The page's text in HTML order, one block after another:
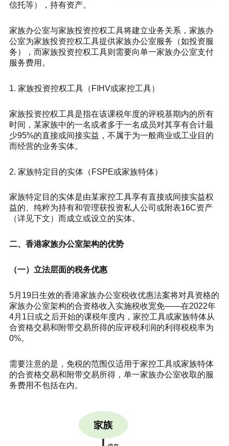
信托等），持有资产。
家族办公室与家族投资控权工具将建立业务关系，家族办
公室为家族投资控权工具提供家族办公室服务（如投资服
务），而家族投资控权工具则需要向单一家族办公室支付
服务费用。
1. 家族投资控权工具（FIHV或家控工具）
家族投资控权工具是指在该课税年度的评税基期内的所有
时间，某家族中的一名或者多于一名成员对其享有合计最
少95%的直接或间接实益，不属于为一般商业或工业目的
而经营的业务实体。
2. 家族特定目的实体（FSPE或家族特体）
家族特定目的实体是由某家控工具享有直接或间接实益权
益的、纯粹为持有和管理获投资私人公司或附表16C资产
（详见下文）而成立或设立的实体。
二、香港家族办公室架构的优势
（一）立法层面的税务优惠
5月19日生效的香港家族办公室税收优惠法案将对具资格的
家族办公室架构的合资格收入实施税收宽免——在2022年
4月1日或之后开始的课税年度内，家控工具或家族特体从
合资格交易和附带交易所得的应评税利润的利得税税率为
0%。
需要注意的是，免税的范围仅适用于家控工具或家族特体
的合资格交易和附带交易所得，单一家族办公室收取的服
务费用不包括在内。